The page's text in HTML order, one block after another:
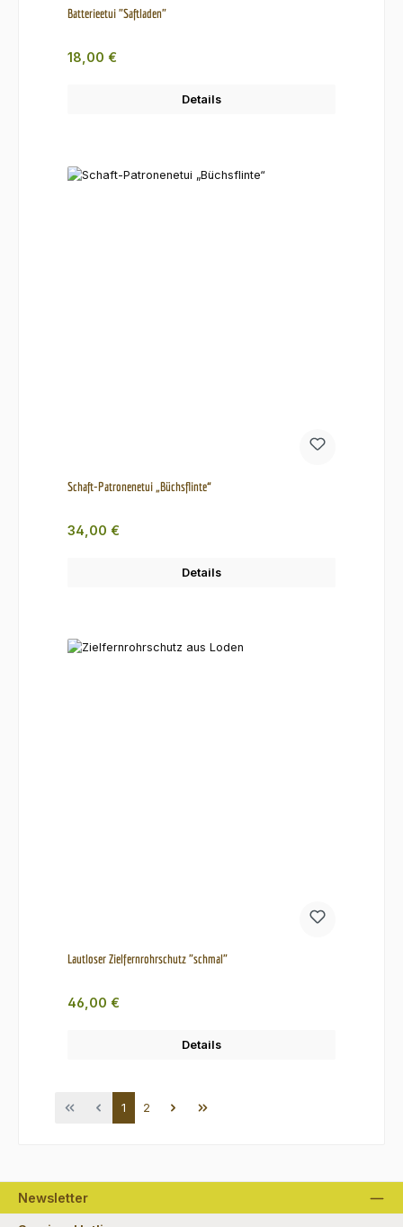
Batterieetui "Saftladen"
Regulärer Preis:
18,00 €
Details
Schaft-Patronenetui „Büchsflinte“
Regulärer Preis:
34,00 €
Details
Lautloser Zielfernrohrschutz "schmal"
Regulärer Preis:
46,00 €
Details
Seite
1 Seite
2
Newsletter